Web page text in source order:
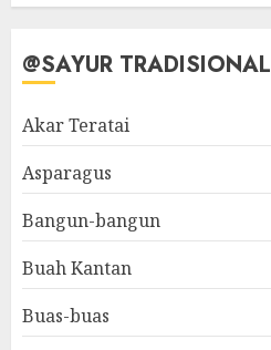
@SAYUR TRADISIONAL
Akar Teratai
Asparagus
Bangun-bangun
Buah Kantan
Buas-buas